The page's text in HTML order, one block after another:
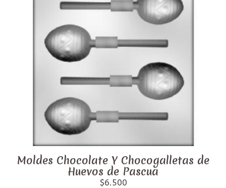
Moldes Chocolate Y Chocogalletas de
Huevos de Pascua
$6.500